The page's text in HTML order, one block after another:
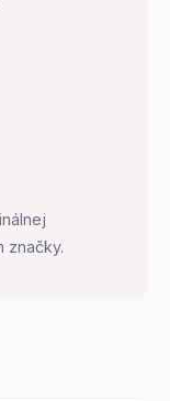
značky.